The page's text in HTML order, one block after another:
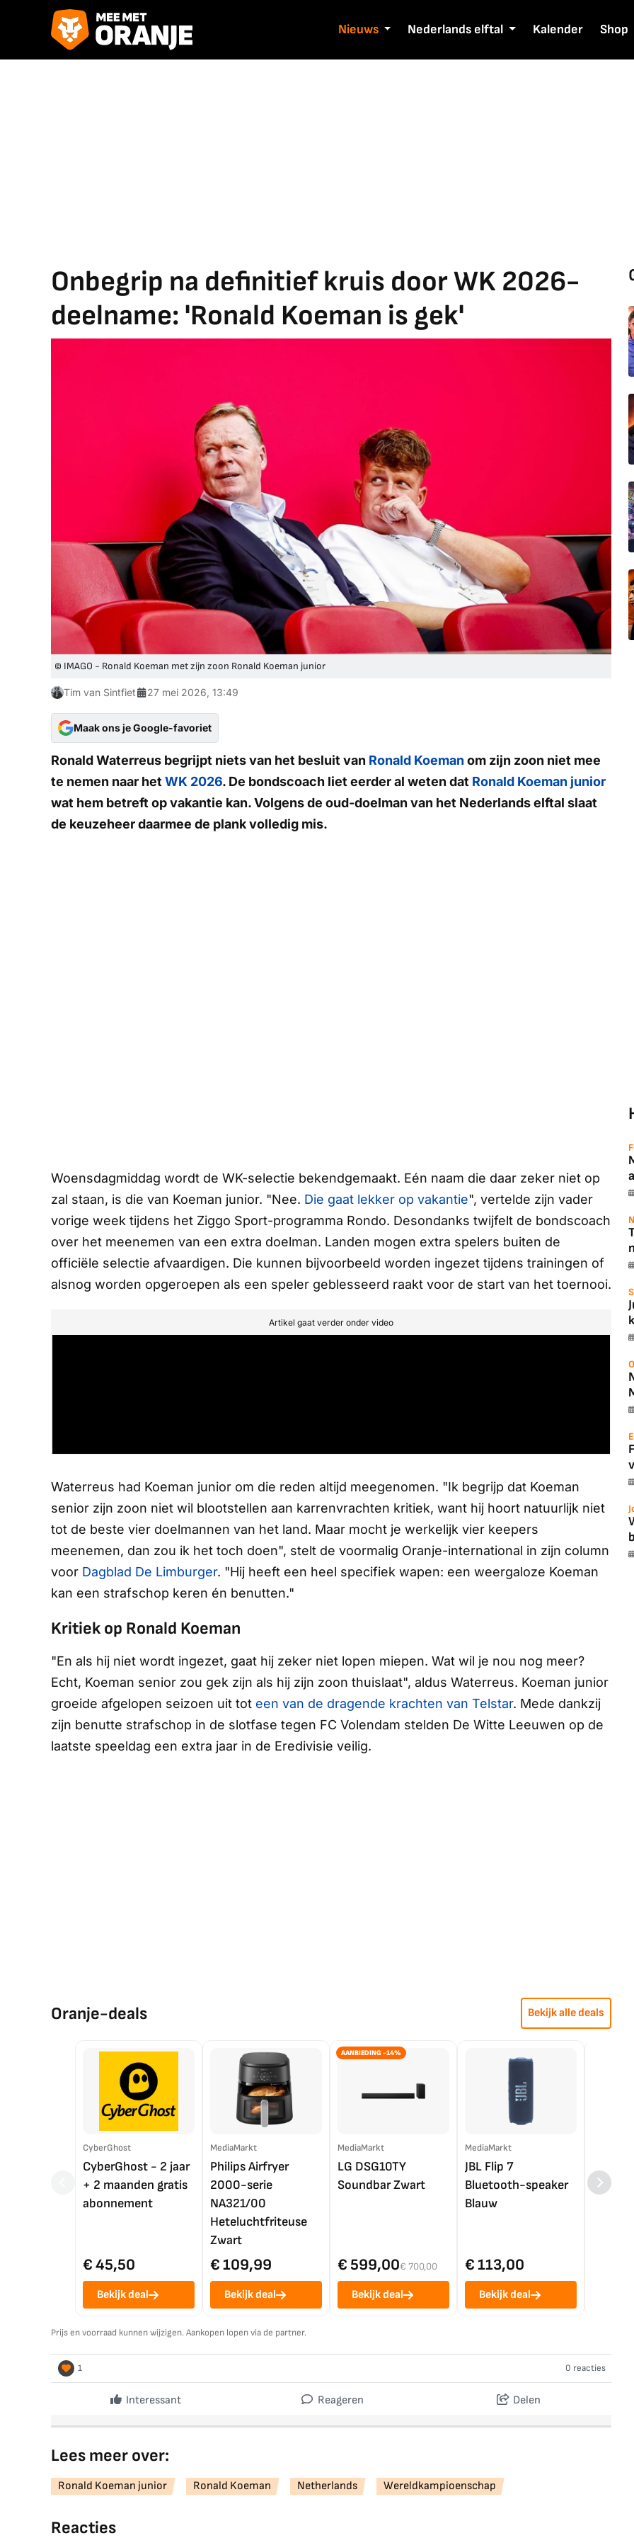
Nieuws Nederlands elftal Kalender Shop
Onbegrip na definitief kruis door WK 2026-
deelname: 'Ronald Koeman is gek'
© IMAGO - Ronald Koeman met zijn zoon Ronald Koeman junior
Tim van Sintfiet 27 mei 2026, 13:49
Maak ons je Google-favoriet
Ronald Waterreus begrijpt niets van het besluit van Ronald Koeman om zijn zoon niet mee
te nemen naar het WK 2026. De bondscoach liet eerder al weten dat Ronald Koeman junior
wat hem betreft op vakantie kan. Volgens de oud-doelman van het Nederlands elftal slaat
de keuzeheer daarmee de plank volledig mis.
Woensdagmiddag wordt de WK-selectie bekendgemaakt. Eén naam die daar zeker niet op
zal staan, is die van Koeman junior. "Nee. Die gaat lekker op vakantie", vertelde zijn vader
vorige week tijdens het Ziggo Sport-programma Rondo. Desondanks twijfelt de bondscoach
over het meenemen van een extra doelman. Landen mogen extra spelers buiten de
officiële selectie afvaardigen. Die kunnen bijvoorbeeld worden ingezet tijdens trainingen of
alsnog worden opgeroepen als een speler geblesseerd raakt voor de start van het toernooi.
Artikel gaat verder onder video
Waterreus had Koeman junior om die reden altijd meegenomen. "Ik begrijp dat Koeman
senior zijn zoon niet wil blootstellen aan karrenvrachten kritiek, want hij hoort natuurlijk niet
tot de beste vier doelmannen van het land. Maar mocht je werkelijk vier keepers
meenemen, dan zou ik het toch doen", stelt de voormalig Oranje-international in zijn column
voor Dagblad De Limburger. "Hij heeft een heel specifiek wapen: een weergaloze Koeman
kan een strafschop keren én benutten."
Kritiek op Ronald Koeman
"En als hij niet wordt ingezet, gaat hij zeker niet lopen miepen. Wat wil je nou nog meer?
Echt, Koeman senior zou gek zijn als hij zijn zoon thuislaat", aldus Waterreus. Koeman junior
groeide afgelopen seizoen uit tot een van de dragende krachten van Telstar. Mede dankzij
zijn benutte strafschop in de slotfase tegen FC Volendam stelden De Witte Leeuwen op de
laatste speeldag een extra jaar in de Eredivisie veilig.
Oranje-deals Bekijk alle deals
CyberGhost
CyberGhost - 2 jaar
+ 2 maanden gratis
abonnement
€ 45,50
Bekijk deal
MediaMarkt
Philips Airfryer
2000-serie
NA321/00
Heteluchtfriteuse
Zwart
€ 109,99
Bekijk deal
AANBIEDING -14%
MediaMarkt
LG DSG10TY
Soundbar Zwart
€ 599,00€ 700,00
Bekijk deal
MediaMarkt
JBL Flip 7
Bluetooth-speaker
Blauw
€ 113,00
Bekijk deal
LG
4K TV
Prijs en voorraad kunnen wijzigen. Aankopen lopen via de partner.
1 0 reacties
Interessant Reageren Delen
Lees meer over:
Ronald Koeman junior Ronald Koeman Netherlands Wereldkampioenschap
Reacties